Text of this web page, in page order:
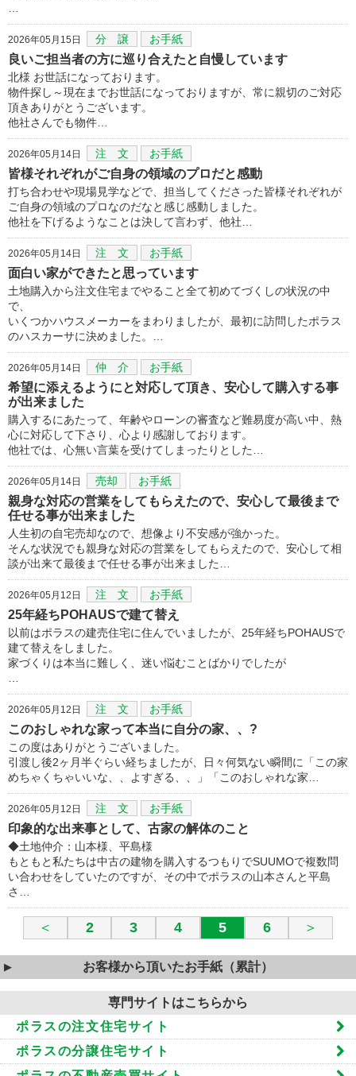
2026年05月15日 分 譲 お手紙
良いご担当者の方に巡り合えたと自慢しています
北様 お世話になっております。
物件探し～現在までお世話になっておりますが、常に親切のご対応
頂きありがとうございます。
他社さんでも物件…
2026年05月14日 注 文 お手紙
皆様それぞれがご自身の領域のプロだと感動
打ち合わせや現場見学などで、担当してくださった皆様それぞれが
ご自身の領域のプロなのだなと感じ感動しました。
他社を下げるようなことは決して言わず、他社…
2026年05月14日 注 文 お手紙
面白い家ができたと思っています
土地購入から注文住宅までやること全て初めてづくしの状況の中
で、
いくつかハウスメーカーをまわりましたが、最初に訪問したポラス
のハスカーサに決めました。…
2026年05月14日 仲 介 お手紙
希望に添えるようにと対応して頂き、安心して購入する事
が出来ました
購入するにあたって、年齢やローンの審査など難易度が高い中、熱
心に対応して下さり、心より感謝しております。
他社では、心無い言葉を受けてしまったりとした…
2026年05月14日 売却 お手紙
親身な対応の営業をしてもらえたので、安心して最後まで
任せる事が出来ました
人生初の自宅売却なので、想像より不安感が強かった。
そんな状況でも親身な対応の営業をしてもらえたので、安心して相
談が出来て最後まで任せる事が出来ました…
2026年05月12日 注 文 お手紙
25年経ちPOHAUSで建て替え
以前はポラスの建売住宅に住んでいましたが、25年経ちPOHAUSで
建て替えをしました。
家づくりは本当に難しく、迷い悩むことばかりでしたが
2026年05月12日 注 文 お手紙
このおしゃれな家って本当に自分の家、、?
この度はありがとうございました。
引渡し後2ヶ月半ぐらい経ちましたが、日々何気ない瞬間に「この家
めちゃくちゃいいな、、よすぎる、、」「このおしゃれな家…
2026年05月12日 注 文 お手紙
印象的な出来事として、古家の解体のこと
◆土地仲介：山本様、平島様
もともと私たちは中古の建物を購入するつもりでSUUMOで複数問
い合わせをしていたのですが、その中でポラスの山本さんと平島
さ…
＜ 2 3 4 5 6 ＞
お客様から頂いたお手紙（累計）
専門サイトはこちらから
ポラスの注文住宅サイト
ポラスの分譲住宅サイト